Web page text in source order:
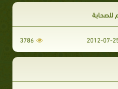
للصحابة
3786